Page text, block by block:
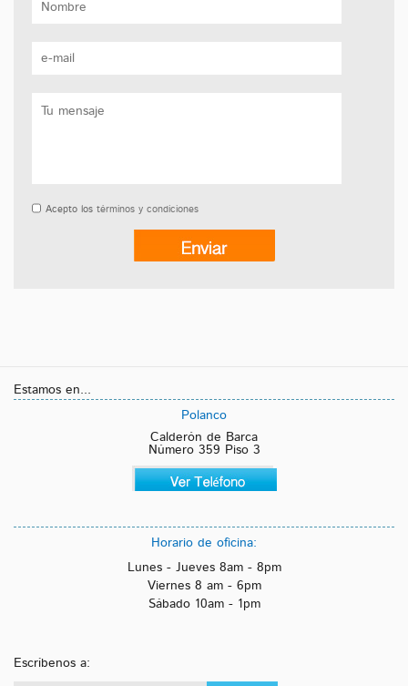
Acepto los términos y condiciones
Estamos en...
Polanco
Calderón de Barca
Número 359 Piso 3
Horario de oficina:
Lunes - Jueves 8am - 8pm
Viernes 8 am - 6pm
Sábado 10am - 1pm
Escríbenos a: